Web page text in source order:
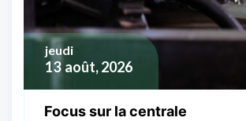
13 août, 2026
jeudi
Focus sur la centrale